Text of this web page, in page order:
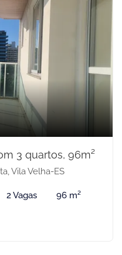
3 quartos, 96m²
Vila Velha-ES
2 Vagas 96 m²